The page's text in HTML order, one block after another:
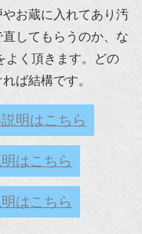
お蔵に入れてあり汚
してもらうのか、な
よく頂きます。どの
ば結構です。
明はこちら
はこちら
はこちら